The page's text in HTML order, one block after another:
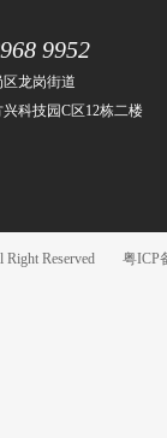
9952
龙岗街道
科技园C区12栋二楼
Reserved 粤ICP